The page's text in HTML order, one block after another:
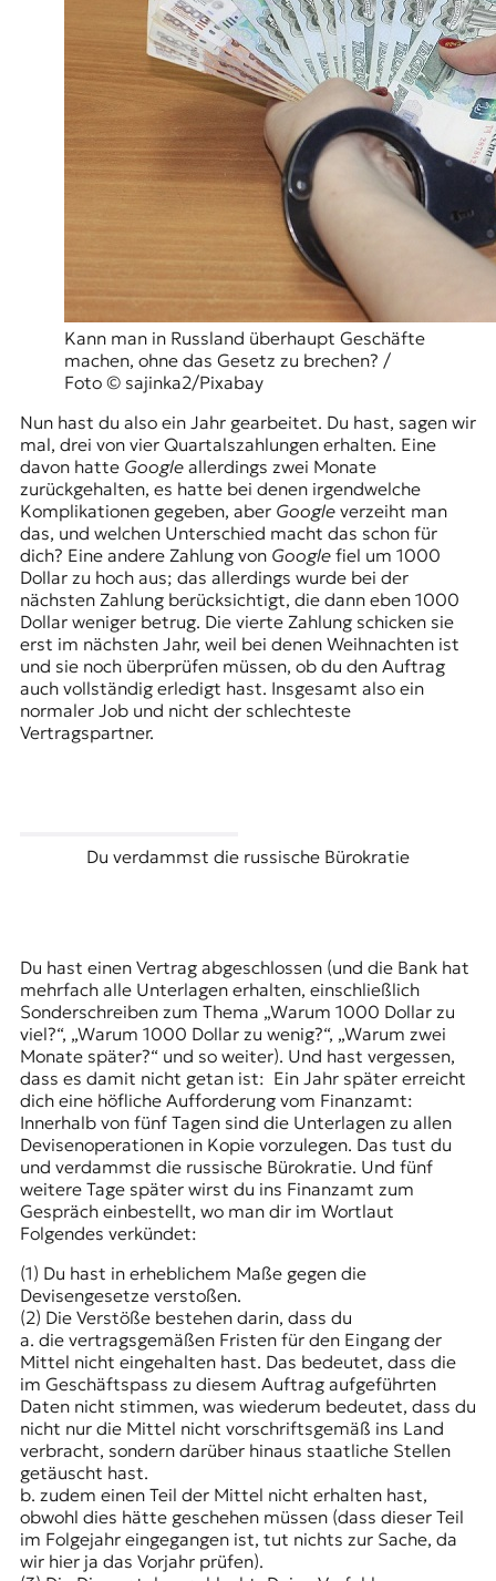
Kann man in Russland überhaupt Geschäfte
machen, ohne das Gesetz zu brechen? /
Foto © sajinka2/Pixabay
Nun hast du also ein Jahr gearbeitet. Du hast, sagen wir
mal, drei von vier Quartalszahlungen erhalten. Eine
davon hatte Google allerdings zwei Monate
zurückgehalten, es hatte bei denen irgendwelche
Komplikationen gegeben, aber Google verzeiht man
das, und welchen Unterschied macht das schon für
dich? Eine andere Zahlung von Google fiel um 1000
Dollar zu hoch aus; das allerdings wurde bei der
nächsten Zahlung berücksichtigt, die dann eben 1000
Dollar weniger betrug. Die vierte Zahlung schicken sie
erst im nächsten Jahr, weil bei denen Weihnachten ist
und sie noch überprüfen müssen, ob du den Auftrag
auch vollständig erledigt hast. Insgesamt also ein
normaler Job und nicht der schlechteste
Vertragspartner.
Du verdammst die russische Bürokratie
Du hast einen Vertrag abgeschlossen (und die Bank hat
mehrfach alle Unterlagen erhalten, einschließlich
Sonderschreiben zum Thema „Warum 1000 Dollar zu
viel?“, „Warum 1000 Dollar zu wenig?“, „Warum zwei
Monate später?“ und so weiter). Und hast vergessen,
dass es damit nicht getan ist: Ein Jahr später erreicht
dich eine höfliche Aufforderung vom Finanzamt:
Innerhalb von fünf Tagen sind die Unterlagen zu allen
Devisenoperationen in Kopie vorzulegen. Das tust du
und verdammst die russische Bürokratie. Und fünf
weitere Tage später wirst du ins Finanzamt zum
Gespräch einbestellt, wo man dir im Wortlaut
Folgendes verkündet:
(1) Du hast in erheblichem Maße gegen die
Devisengesetze verstoßen.
(2) Die Verstöße bestehen darin, dass du
a. die vertragsgemäßen Fristen für den Eingang der
Mittel nicht eingehalten hast. Das bedeutet, dass die
im Geschäftspass zu diesem Auftrag aufgeführten
Daten nicht stimmen, was wiederum bedeutet, dass du
nicht nur die Mittel nicht vorschriftsgemäß ins Land
verbracht, sondern darüber hinaus staatliche Stellen
getäuscht hast.
b. zudem einen Teil der Mittel nicht erhalten hast,
obwohl dies hätte geschehen müssen (dass dieser Teil
im Folgejahr eingegangen ist, tut nichts zur Sache, da
wir hier ja das Vorjahr prüfen).